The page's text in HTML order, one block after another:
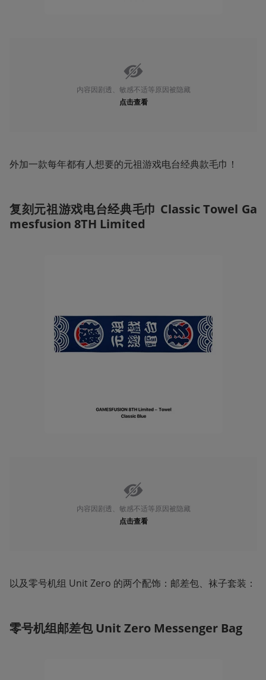
内容因剧透、敏感不适等原因被隐藏
点击查看
外加一款每年都有人想要的元祖游戏电台经典款毛巾！
复刻元祖游戏电台经典毛巾 Classic Towel Ga
mesfusion 8TH Limited
内容因剧透、敏感不适等原因被隐藏
点击查看
以及零号机组 Unit Zero 的两个配饰：邮差包、袜子套装：
零号机组邮差包 Unit Zero Messenger Bag